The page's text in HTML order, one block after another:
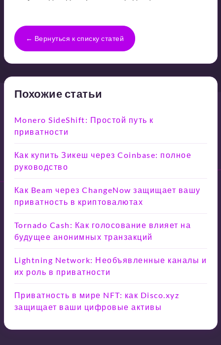
← Вернуться к списку статей
Похожие статьи
Monero SideShift: Простой путь к
приватности
Как купить Зикеш через Coinbase: полное
руководство
Как Beam через ChangeNow защищает вашу
приватность в криптовалютах
Tornado Cash: Как голосование влияет на
будущее анонимных транзакций
Lightning Network: Необъявленные каналы и
их роль в приватности
Приватность в мире NFT: как Disco.xyz
защищает ваши цифровые активы